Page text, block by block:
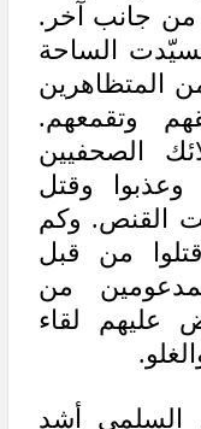
من جانب آخر.
الساحة
المتظاهرين
وتقمعهم.
الصحفيين
وعذبوا وقتل
القنص. وكم
من قبل
من
عليهم لقاء
السلمي أشد